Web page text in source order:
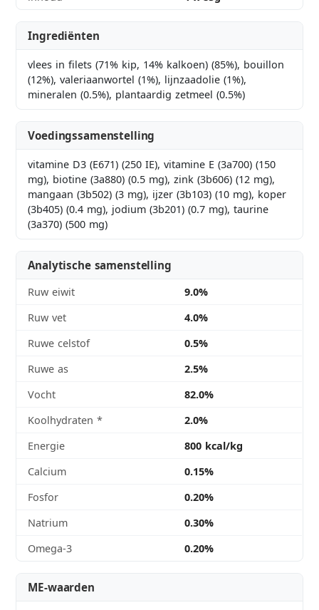
Ingrediënten
vlees in filets (71% kip, 14% kalkoen) (85%), bouillon
(12%), valeriaanwortel (1%), lijnzaadolie (1%),
mineralen (0.5%), plantaardig zetmeel (0.5%)
Voedingssamenstelling
vitamine D3 (E671) (250 IE), vitamine E (3a700) (150
mg), biotine (3a880) (0.5 mg), zink (3b606) (12 mg),
mangaan (3b502) (3 mg), ijzer (3b103) (10 mg), koper
(3b405) (0.4 mg), jodium (3b201) (0.7 mg), taurine
(3a370) (500 mg)
Analytische samenstelling
Ruw eiwit
9.0%
Ruw vet
4.0%
Ruwe celstof
0.5%
Ruwe as
2.5%
Vocht
82.0%
Koolhydraten *
2.0%
Energie
800 kcal/kg
Calcium
0.15%
Fosfor
0.20%
Natrium
0.30%
Omega-3
0.20%
ME-waarden